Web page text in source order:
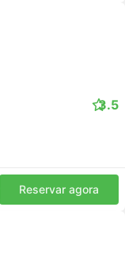
3.5
Reservar agora